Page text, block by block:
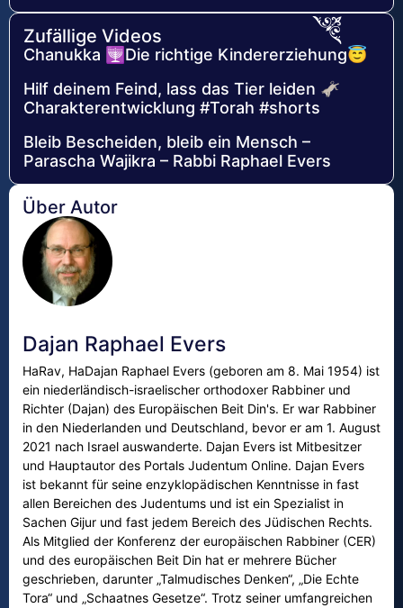
Zufällige Videos
Chanukka 🕎Die richtige Kindererziehung😇
Hilf deinem Feind, lass das Tier leiden 🫏
Charakterentwicklung #Torah #shorts
Bleib Bescheiden, bleib ein Mensch –
Parascha Wajikra – Rabbi Raphael Evers
Über Autor
Dajan Raphael Evers
HaRav, HaDajan Raphael Evers (geboren am 8. Mai 1954) ist
ein niederländisch-israelischer orthodoxer Rabbiner und
Richter (Dajan) des Europäischen Beit Din's. Er war Rabbiner
in den Niederlanden und Deutschland, bevor er am 1. August
2021 nach Israel auswanderte. Dajan Evers ist Mitbesitzer
und Hauptautor des Portals Judentum Online. Dajan Evers
ist bekannt für seine enzyklopädischen Kenntnisse in fast
allen Bereichen des Judentums und ist ein Spezialist in
Sachen Gijur und fast jedem Bereich des Jüdischen Rechts.
Als Mitglied der Konferenz der europäischen Rabbiner (CER)
und des europäischen Beit Din hat er mehrere Bücher
geschrieben, darunter „Talmudisches Denken“, „Die Echte
Tora“ und „Schaatnes Gesetze“. Trotz seiner umfangreichen